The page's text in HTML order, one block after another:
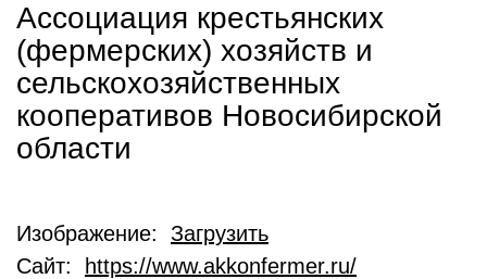
Ассоциация крестьянских
(фермерских) хозяйств и
сельскохозяйственных
кооперативов Новосибирской
области
Изображение: Загрузить
Сайт:
https://www.akkonfermer.ru/